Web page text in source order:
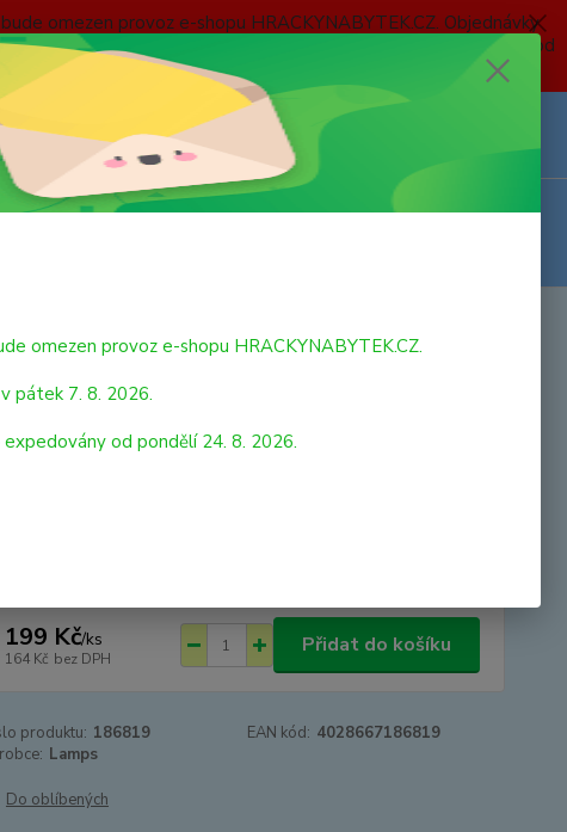
omezen provoz e-shopu HRACKYNABYTEK.CZ. Objednávky
7. 8. 2026 do neděle 23. 8. 2026 budou postupně expedovány od
Myš. Velikost cca 17cm bez ocásku. Věk: 0+
199 Kč/ks
164 Kč bez DPH
Přidat do košíku
produktu: 186819 EAN kód: 4028667186819
Lamps
Do oblíbených
omezen provoz e-shopu HRACKYNABYTEK.CZ.
pátek 7. 8. 2026.
od pondělí 24. 8. 2026.